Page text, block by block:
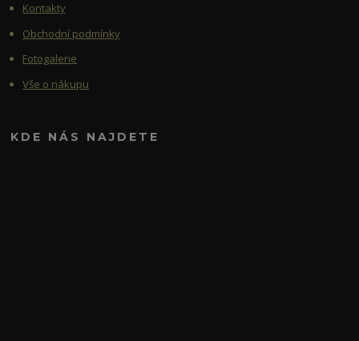
Kontakty
Obchodní podmínky
Fotogalerie
Vše o nákupu
KDE NÁS NAJDETE